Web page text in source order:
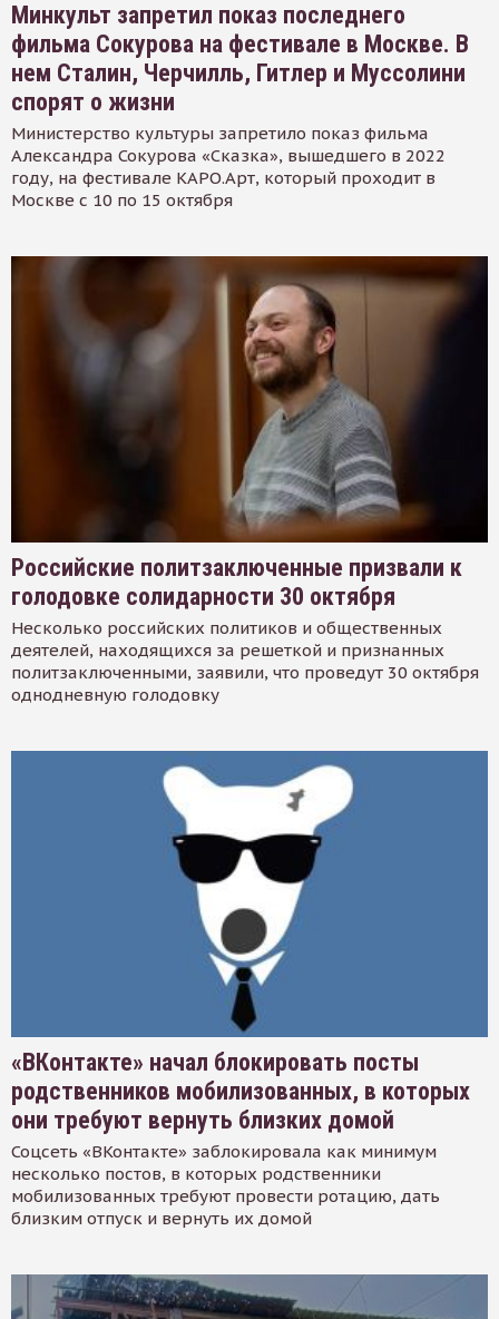
Минкульт запретил показ последнего
фильма Сокурова на фестивале в Москве. В
нем Сталин, Черчилль, Гитлер и Муссолини
спорят о жизни
Министерство культуры запретило показ фильма
Александра Сокурова «Сказка», вышедшего в 2022
году, на фестивале КАРО.Арт, который проходит в
Москве с 10 по 15 октября
Российские политзаключенные призвали к
голодовке солидарности 30 октября
Несколько российских политиков и общественных
деятелей, находящихся за решеткой и признанных
политзаключенными, заявили, что проведут 30 октября
однодневную голодовку
«ВКонтакте» начал блокировать посты
родственников мобилизованных, в которых
они требуют вернуть близких домой
Соцсеть «ВКонтакте» заблокировала как минимум
несколько постов, в которых родственники
мобилизованных требуют провести ротацию, дать
близким отпуск и вернуть их домой